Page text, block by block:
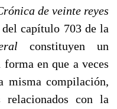
de veinte reyes
capítulo 703 de la
constituyen un
en que a veces
misma compilación,
relacionados con la